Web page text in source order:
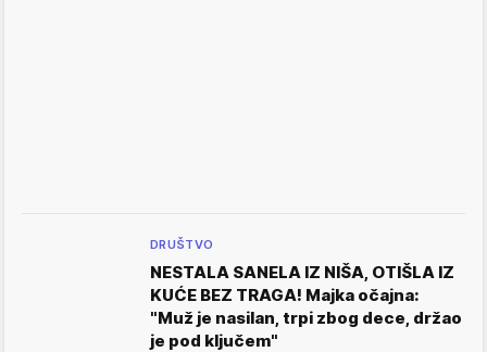
DRUŠTVO
NESTALA SANELA IZ NIŠA, OTIŠLA IZ
KUĆE BEZ TRAGA! Majka očajna:
"Muž je nasilan, trpi zbog dece, držao
je pod ključem"